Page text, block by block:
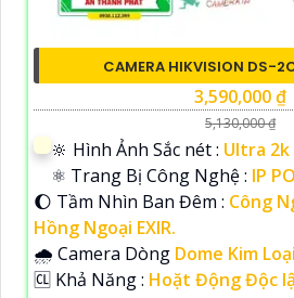
CAMERA HIKVISION DS-
3,590,000 ₫
5,130,000 ₫
🔆 Hình Ảnh Sắc nét : Ultra 2k
⚛️ Trang Bị Công Nghệ : IP
🌔 Tầm Nhìn Ban Đêm : Công
Hồng Ngoại EXIR.
🌧️ Camera Dòng Dome Kim
️🆑 Khả Năng : Hoặt Động Độc